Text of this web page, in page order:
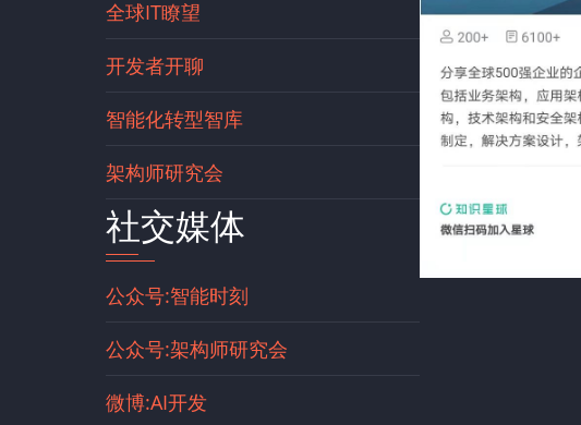
全球IT瞭望
开发者开聊
智能化转型智库
架构师研究会
社交媒体
公众号:智能时刻
公众号:架构师研究会
微博:AI开发